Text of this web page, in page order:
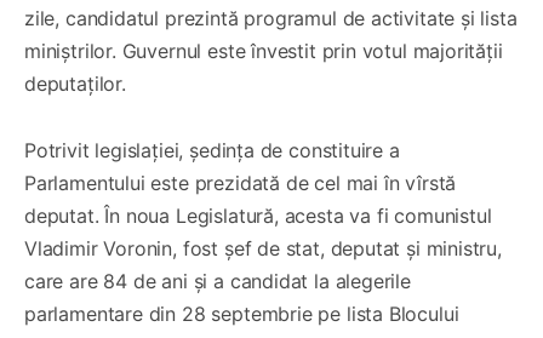
zile, candidatul prezintă programul de activitate și lista
miniștrilor. Guvernul este învestit prin votul majorității
deputaților.
Potrivit legislației, ședința de constituire a
Parlamentului este prezidată de cel mai în vîrstă
deputat. În noua Legislatură, acesta va fi comunistul
Vladimir Voronin, fost șef de stat, deputat și ministru,
care are 84 de ani și a candidat la alegerile
parlamentare din 28 septembrie pe lista Blocului